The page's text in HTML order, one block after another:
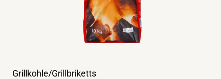
Grillkohle/Grillbriketts